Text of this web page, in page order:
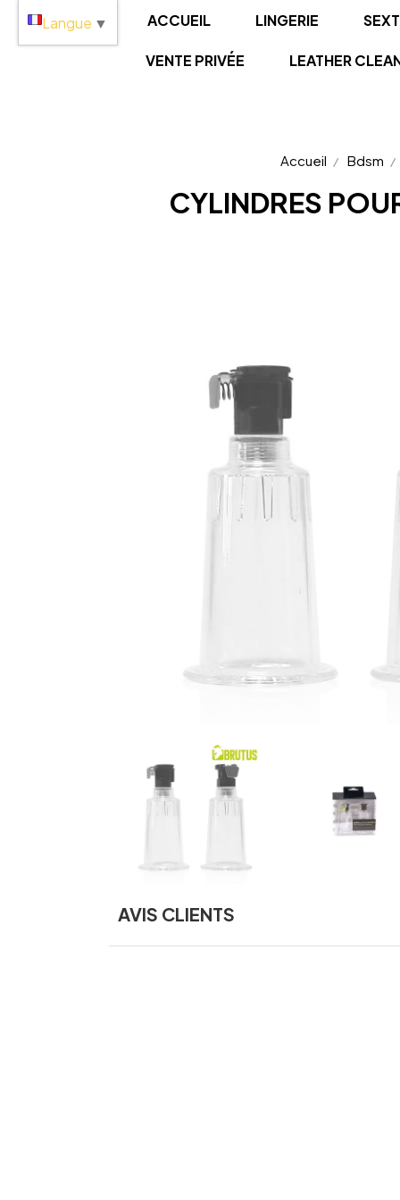
ACCUEIL LINGERIE
VENTE PRIVÉE LEATHER
Accueil Bdsm
CYLINDRES
AVIS CLIENTS
Langue ▼